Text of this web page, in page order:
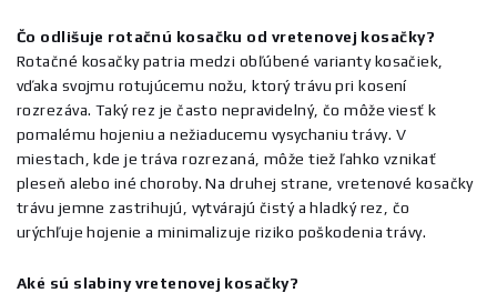
Čo odlišuje rotačnú kosačku od vretenovej kosačky?
Rotačné kosačky patria medzi obľúbené varianty kosačiek,
vďaka svojmu rotujúcemu nožu, ktorý trávu pri kosení
rozrezáva. Taký rez je často nepravidelný, čo môže viesť k
pomalému hojeniu a nežiaducemu vysychaniu trávy. V
miestach, kde je tráva rozrezaná, môže tiež ľahko vznikať
pleseň alebo iné choroby. Na druhej strane, vretenové kosačky
trávu jemne zastrihujú, vytvárajú čistý a hladký rez, čo
urýchľuje hojenie a minimalizuje riziko poškodenia trávy.
Aké sú slabiny vretenovej kosačky?